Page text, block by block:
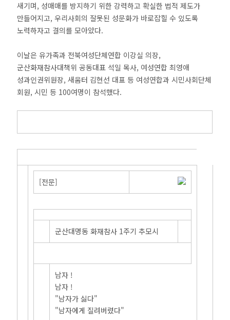
새기며, 성매매를 방지하기 위한 강력하고 확실한 법적 제도가
만들어지고, 우리사회의 잘못된 성문화가 바로잡힐 수 있도록
노력하자고 결의를 모아았다.
이날은 유가족과 전북여성단체연합 이강실 의장,
군산화재참사대책위 공동대표 석일 목사, 여성연합 최영애
성과인권위원장, 새움터 김현선 대표 등 여성연합과 시민사회단체
회원, 시민 등 100여명이 참석했다.
[전문]
군산대명동 화재참사 1주기 추모시
남자 !
남자 !
"남자가 싫다"
"남자에게 질려버렸다"